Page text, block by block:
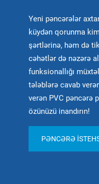
Yeni pəncərələr
küydən qorunma
şərtlərinə, həm də
cəhətlər də nəzərə
funksionallığı
tələblərə cavab
verən PVC pəncərə
özünüzü inandırın!
PƏNCƏRƏ